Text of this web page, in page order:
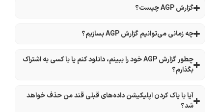
گزارش AGP چیست؟
چه زمانی می‌توانیم گزارش AGP بسازیم؟
چطور گزارش AGP خود را ببینم، دانلود کنم یا با کسی به اشتراک
بگذارم؟
آیا با پاک کردن اپلیکیشن داده‌های قبلی قند من حذف خواهد
شد؟